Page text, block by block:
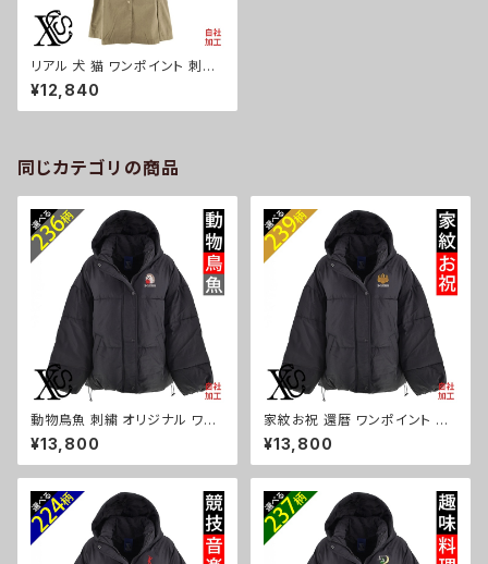
リアル 犬 猫 ワンポイント 刺繍
チノ ツイル ロング マウンテン
パーカー レディース ミリタリー
アウター 雑貨 グッズ 自社ブラン
ィエ ビションフリーゼ クリスマ
ス ori-a-jkt12-b10-s
¥12,840
同じカテゴリの商品
動物鳥魚 刺繍 オリジナル ワン
ポイント フェイク ダウンジャケ
ット レディース アウター 裾ラウ
ンド フード付き 長袖 雑貨 グッ
リスマス ori-a-jkt20-b06-s
¥13,800
家紋お祝 還暦 ワンポイント 刺
繍 フェイク ダウンジャケット レ
ディース アウター 裾ラウンド フ
ード付き 長袖 雑貨 グッズ 自社
藤 羽 菱 唐花 木瓜 蔦 桐 クリス
マス ori-a-jkt20-b07-s
¥13,800